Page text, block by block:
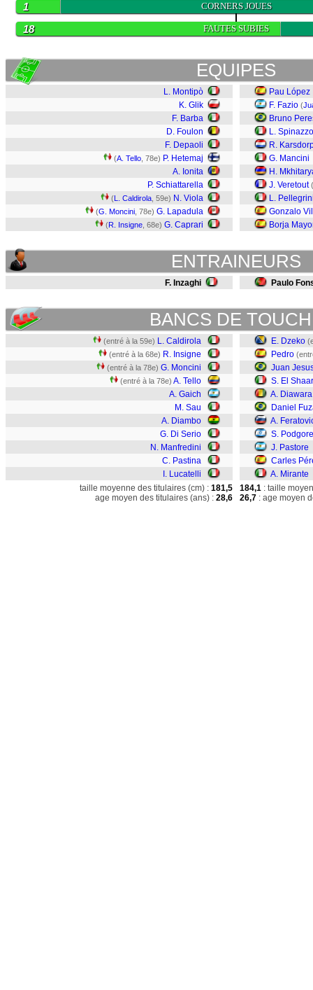
CORNERS JOUES
1
FAUTES SUBIES
18
EQUIPES
L. Montipò
K. Glik
F. Barba
D. Foulon
F. Depaoli
(A. Tello , 78e) P. Hetemaj
A. Ionita
P. Schiattarella
(L. Caldirola , 59e) N. Viola
(G. Moncini , 78e) G. Lapadula
(R. Insigne , 68e) G. Caprari
Pau López
F. Fazio (
Bruno
L.
R.
G. Mancini
H.
J. Veretout (
L.
Gonzalo
Borja
ENTRAINEURS
F. Inzaghi Paulo
BANCS DE
(entré à la 59e) L. Caldirola
(entré à la 68e) R. Insigne
(entré à la 78e) G. Moncini
(entré à la 78e) A. Tello
A. Gaich
M. Sau
A. Diambo
G. Di Serio
N. Manfredini
C. Pastina
I. Lucatelli
E. Dzeko
Pedro
Juan
S. El
A. Diawara
Daniel
A.
S.
J. Pastore
Carles
A. Mirante
taille moyenne des titulaires (cm) : 181,5
age moyen des titulaires (ans) : 28,6
184,1 : taille
26,7 : age moyen